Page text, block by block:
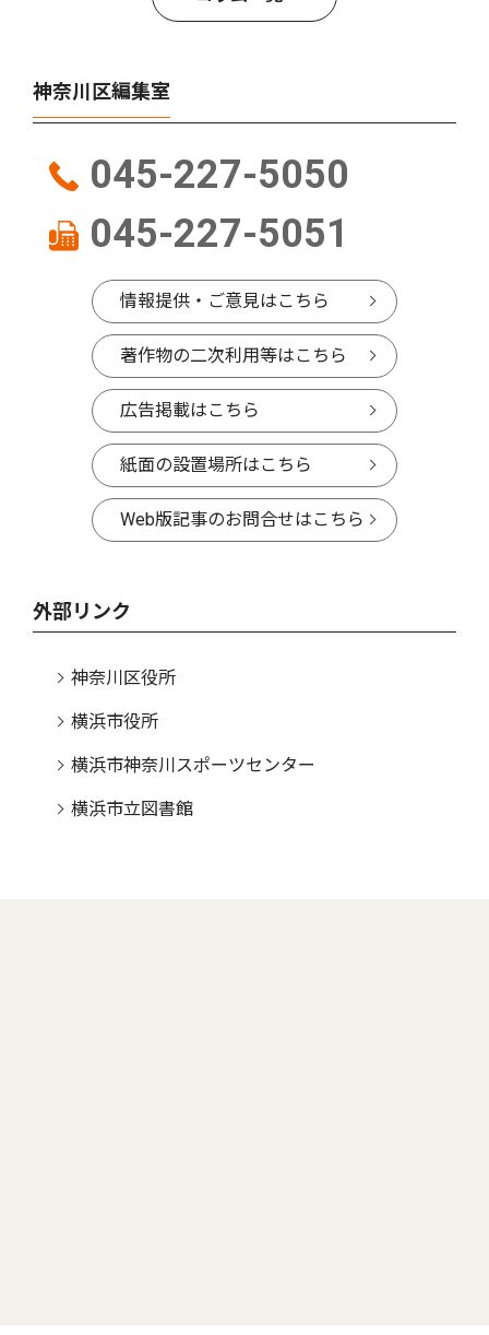
神奈川区編集室
045-227-5050
045-227-5051
情報提供・ご意見はこちら
著作物の二次利用等はこちら
広告掲載はこちら
紙面の設置場所はこちら
Web版記事のお問合せはこちら
外部リンク
神奈川区役所
横浜市役所
横浜市神奈川スポーツセンター
横浜市立図書館